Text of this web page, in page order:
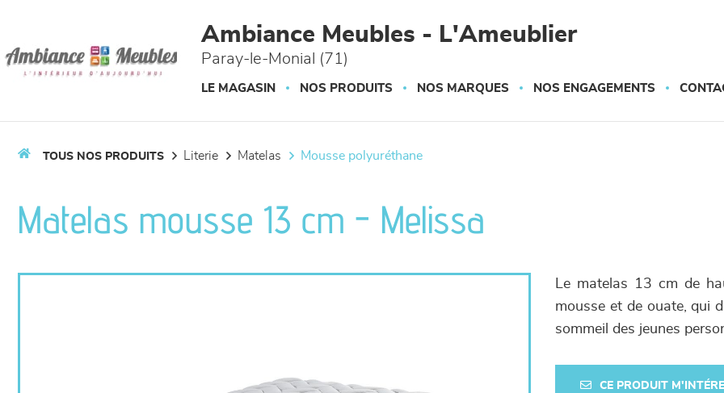
Ambiance Meubles - L'Ameublier
Paray-le-Monial (71)
LE MAGASIN NOS PRODUITS NOS MARQUES NOS ENGAGEMENTS
TOUS NOS PRODUITS literie matelas mousse polyuréthane
Matelas mousse 13 cm - Melissa
Le matelas 13 cm de
mousse et de ouate, qui
sommeil des jeunes
CE PRODUIT